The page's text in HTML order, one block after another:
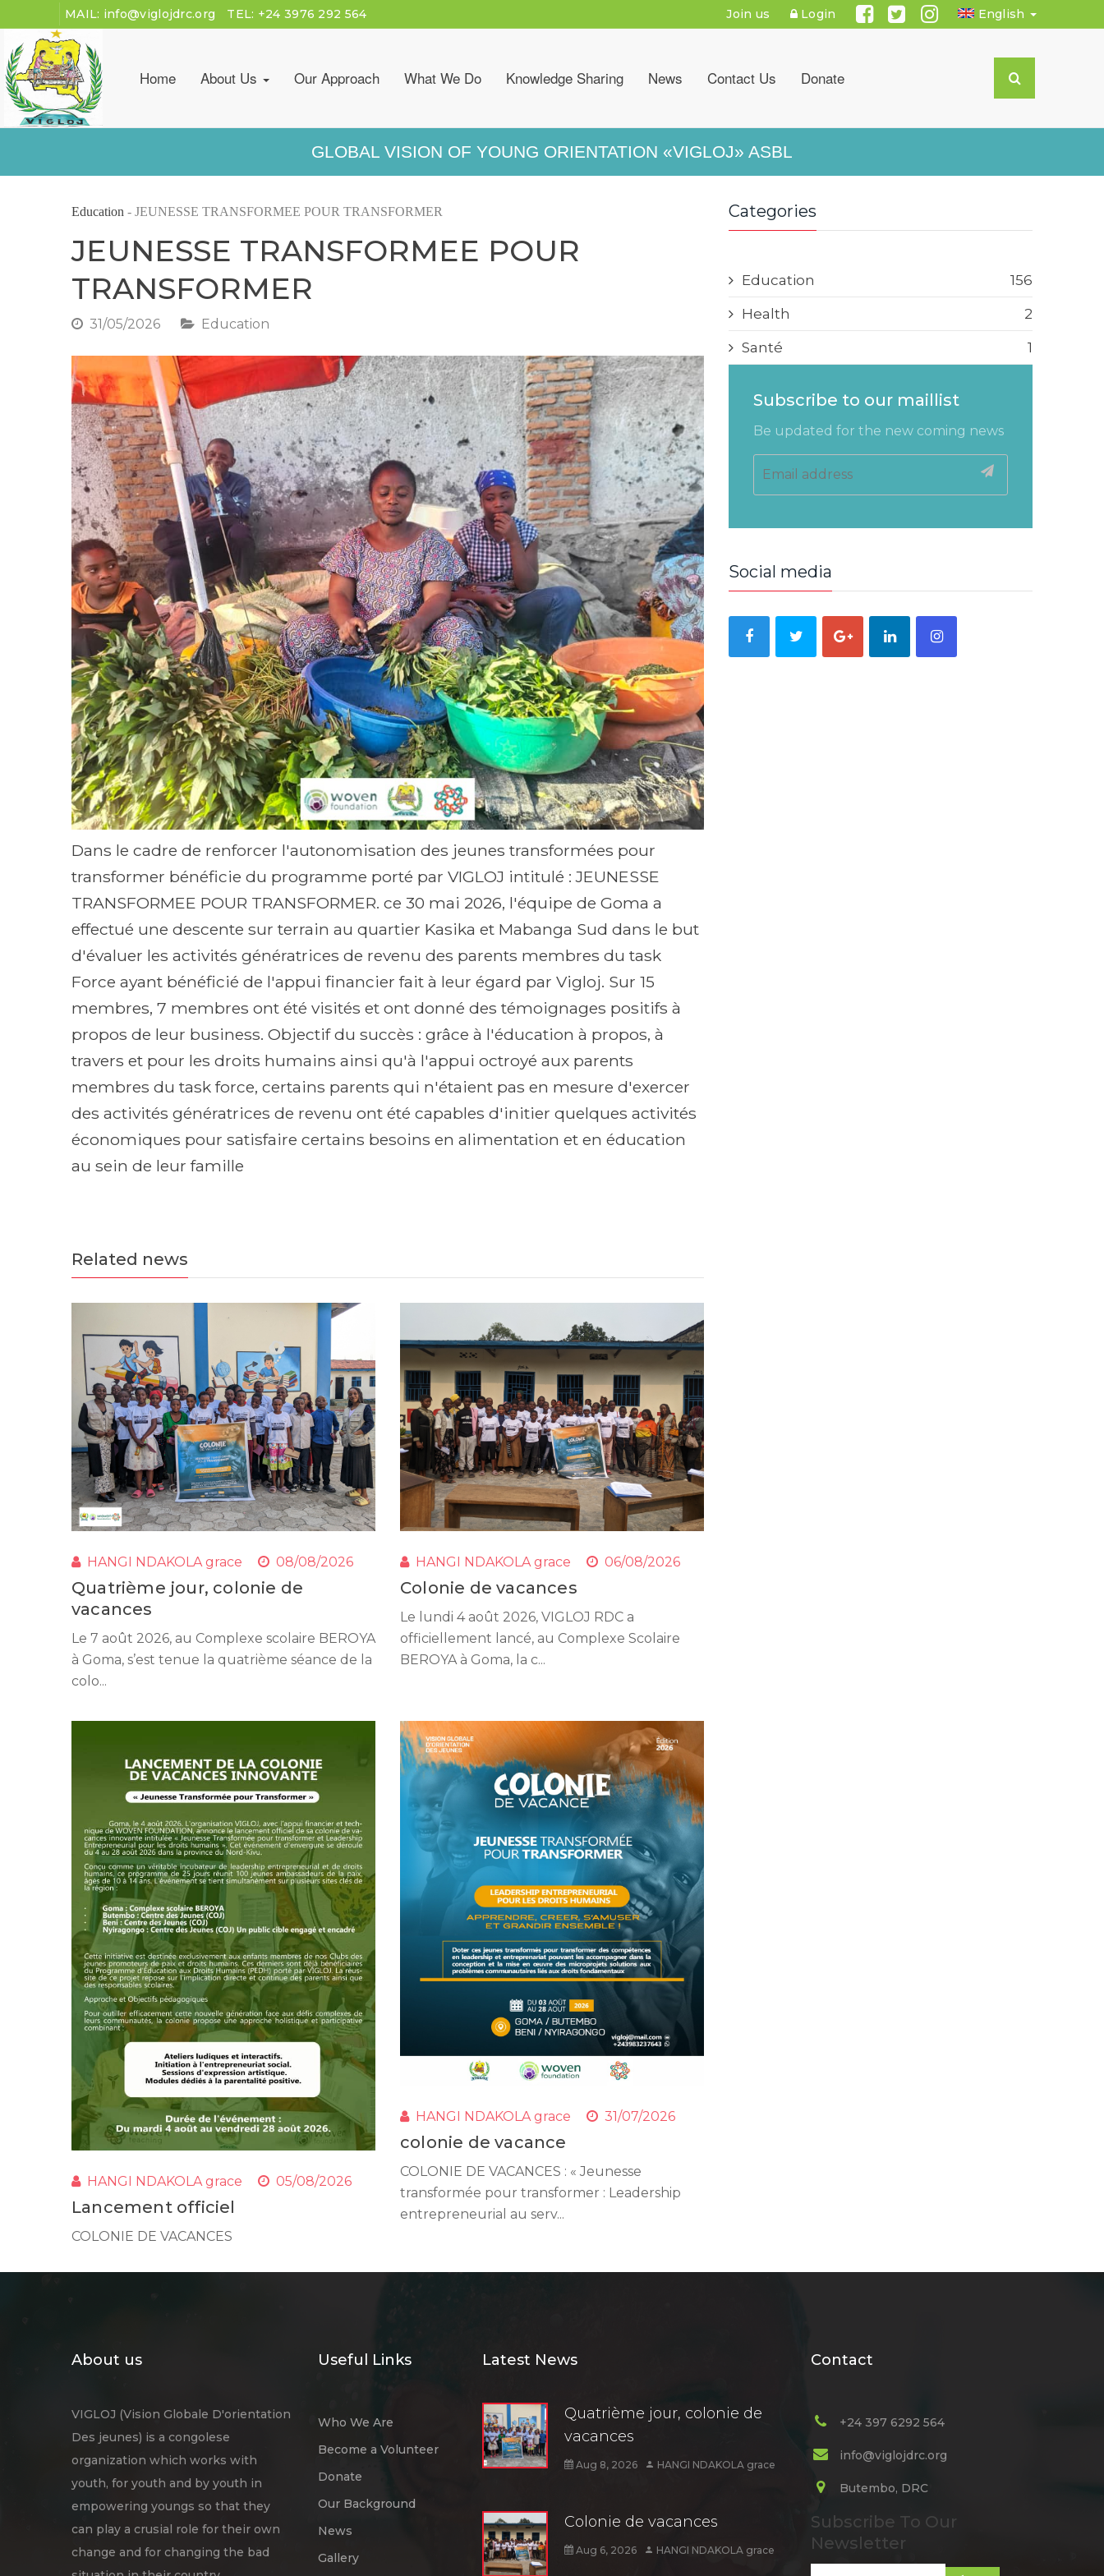
MAIL: info@viglojdrc.org TEL: +24 3976 292 564 Join us Login English
Home About Us Our Approach What We Do Knowledge Sharing News Contact Us Donate
GLOBAL VISION OF YOUNG ORIENTATION «VIGLOJ» ASBL
Education - JEUNESSE TRANSFORMEE POUR TRANSFORMER
JEUNESSE TRANSFORMEE POUR
TRANSFORMER
31/05/2026 Education
Dans le cadre de renforcer l'autonomisation des jeunes transformées pour
transformer bénéficie du programme porté par VIGLOJ intitulé : JEUNESSE
TRANSFORMEE POUR TRANSFORMER. ce 30 mai 2026, l'équipe de Goma a
effectué une descente sur terrain au quartier Kasika et Mabanga Sud dans le but
d'évaluer les activités génératrices de revenu des parents membres du task
Force ayant bénéficié de l'appui financier fait à leur égard par Vigloj. Sur 15
membres, 7 membres ont été visités et ont donné des témoignages positifs à
propos de leur business. Objectif du succès : grâce à l'éducation à propos, à
travers et pour les droits humains ainsi qu'à l'appui octroyé aux parents
membres du task force, certains parents qui n'étaient pas en mesure d'exercer
des activités génératrices de revenu ont été capables d'initier quelques activités
économiques pour satisfaire certains besoins en alimentation et en éducation
au sein de leur famille
Related news
HANGI NDAKOLA grace 08/08/2026
Quatrième jour, colonie de
vacances
Le 7 août 2026, au Complexe scolaire BEROYA
à Goma, s’est tenue la quatrième séance de la
colo...
HANGI NDAKOLA grace 06/08/2026
Colonie de vacances
Le lundi 4 août 2026, VIGLOJ RDC a
officiellement lancé, au Complexe Scolaire
BEROYA à Goma, la c...
HANGI NDAKOLA grace 05/08/2026
Lancement officiel
COLONIE DE VACANCES
HANGI NDAKOLA grace 31/07/2026
colonie de vacance
COLONIE DE VACANCES : « Jeunesse
transformée pour transformer : Leadership
entrepreneurial au serv...
Categories
Education 156
Health 2
Santé 1
Subscribe to our maillist
Be updated for the new coming news
Social media
About us
VIGLOJ (Vision Globale D'orientation
Des jeunes) is a congolese
organization which works with
youth, for youth and by youth in
empowering youngs so that they
can play a crusial role for their own
change and for changing the bad
Useful Links
Who We Are
Become a Volunteer
Donate
Our Background
News
Gallery
Latest News
Quatrième jour, colonie de
vacances
Aug 8, 2026 HANGI NDAKOLA grace
Colonie de vacances
Aug 6, 2026 HANGI NDAKOLA grace
Contact
+24 397 6292 564
info@viglojdrc.org
Butembo, DRC
Subscribe To Our
Newsletter